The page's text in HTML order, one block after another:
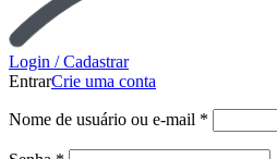
Login / Cadastrar
EntrarCrie uma conta
Nome de usuário ou e-mail *